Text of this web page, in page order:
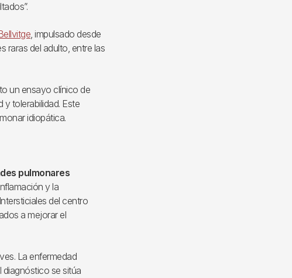
, impulsado desde
raras del adulto, entre las
un ensayo clínico de
y tolerabilidad. Este
idiopática.
pulmonares
y la
del centro
a mejorar el
La enfermedad
diagnóstico se sitúa